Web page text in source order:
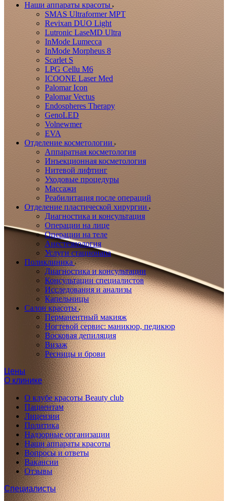
Наши аппараты красоты
SMAS Ultraformer MPT
Revixan DUO Light
Lutronic LaseMD Ultra
InMode Lumecca
InMode Morpheus 8
Scarlet S
LPG Cellu M6
ICOONE Laser Med
Palomar Icon
Palomar Vectus
Endospheres Therapy
GenoLED
Volnewmer
EVA
Отделение косметологии
Аппаратная косметология
Инъекционная косметология
Нитевой лифтинг
Уходовые процедуры
Массажи
Реабилитация после операций
Отделение пластической хирургии
Диагностика и консультация
Операции на лице
Операции на теле
Анестезиология
Услуги стационара
Поликлиника
Диагностика и консультации
Консультации специалистов
Исследования и анализы
Капельницы
Салон красоты
Перманентный макияж
Ногтевой сервис: маникюр, педикюр
Восковая депиляция
Визаж
Ресницы и брови
Цены
О клинике
О клубе красоты Beauty club
Пациентам
Лицензии
Политика
Надзорные организации
Наши аппараты красоты
Вопросы и ответы
Вакансии
Отзывы
Специалисты